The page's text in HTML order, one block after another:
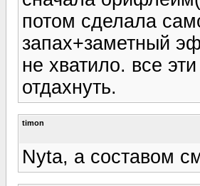
потом сделала
запах+заметный
не хватило. все
отдахнуть.
timon
Nyta, а составом